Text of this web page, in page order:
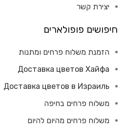
יצירת קשר
חיפושים פופולארים
הזמנת משלוח פרחים ומתנות
Доставка цветов Хайфа
Доставка цветов в Израиль
משלוח פרחים בחיפה
משלוח פרחים מהיום להיום